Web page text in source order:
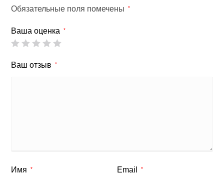
Обязательные поля помечены
*
Ваша оценка *
Ваш отзыв *
Имя * Email *